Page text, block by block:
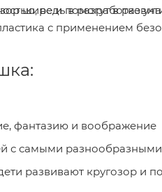
шире и помогут в
ведь в разработке
с применением
фантазию и воображение
с самыми
развивают кругозор и